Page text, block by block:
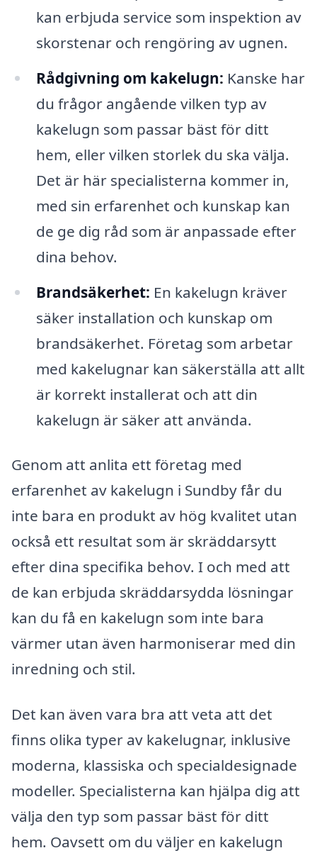
kan erbjuda service som inspektion av
skorstenar och rengöring av ugnen.
Rådgivning om kakelugn: Kanske har
du frågor angående vilken typ av
kakelugn som passar bäst för ditt
hem, eller vilken storlek du ska välja.
Det är här specialisterna kommer in,
med sin erfarenhet och kunskap kan
de ge dig råd som är anpassade efter
dina behov.
Brandsäkerhet: En kakelugn kräver
säker installation och kunskap om
brandsäkerhet. Företag som arbetar
med kakelugnar kan säkerställa att allt
är korrekt installerat och att din
kakelugn är säker att använda.
Genom att anlita ett företag med
erfarenhet av kakelugn i Sundby får du
inte bara en produkt av hög kvalitet utan
också ett resultat som är skräddarsytt
efter dina specifika behov. I och med att
de kan erbjuda skräddarsydda lösningar
kan du få en kakelugn som inte bara
värmer utan även harmoniserar med din
inredning och stil.
Det kan även vara bra att veta att det
finns olika typer av kakelugnar, inklusive
moderna, klassiska och specialdesignade
modeller. Specialisterna kan hjälpa dig att
välja den typ som passar bäst för ditt
hem. Oavsett om du väljer en kakelugn